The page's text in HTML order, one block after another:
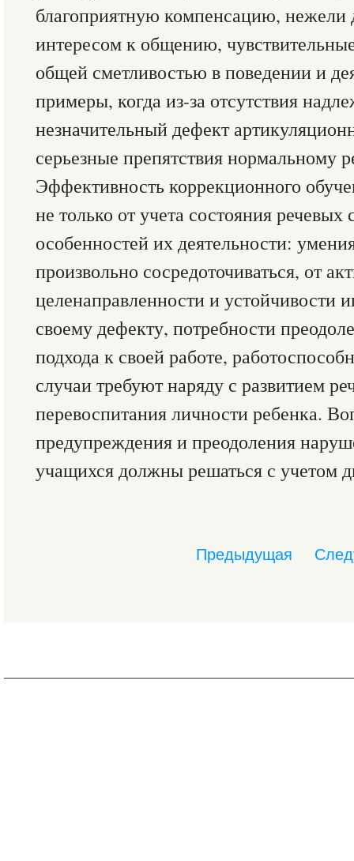
благоприятную компенсацию, нежели
интересом к общению,
общей сметливостью в поведении и
примеры, когда из-за отсутствия
незначительный дефект
серьезные препятствия нормальному
Эффективность коррекционного
не только от учета состояния
особенностей их деятельности:
произвольно сосредоточиваться, от
целенаправленности и устойчивости
своему дефекту, потребности
подхода к своей работе,
случаи требуют наряду с развитием
перевоспитания личности ребенка.
предупреждения и преодоления
учащихся должны решаться с учетом
Предыдущая